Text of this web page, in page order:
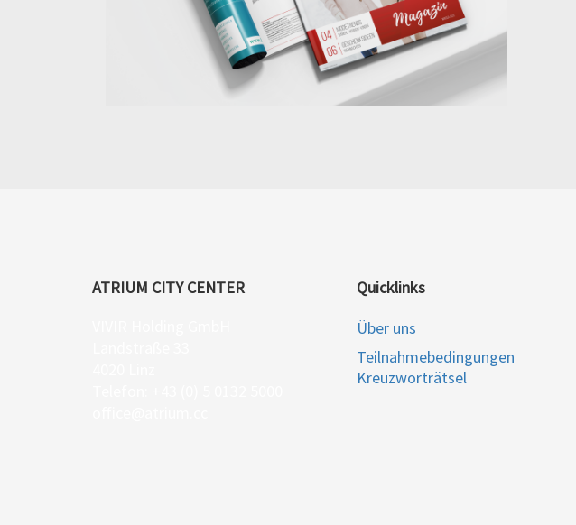
ATRIUM CITY CENTER
Quicklinks
Über uns
Teilnahmebedingungen
Kreuzworträtsel